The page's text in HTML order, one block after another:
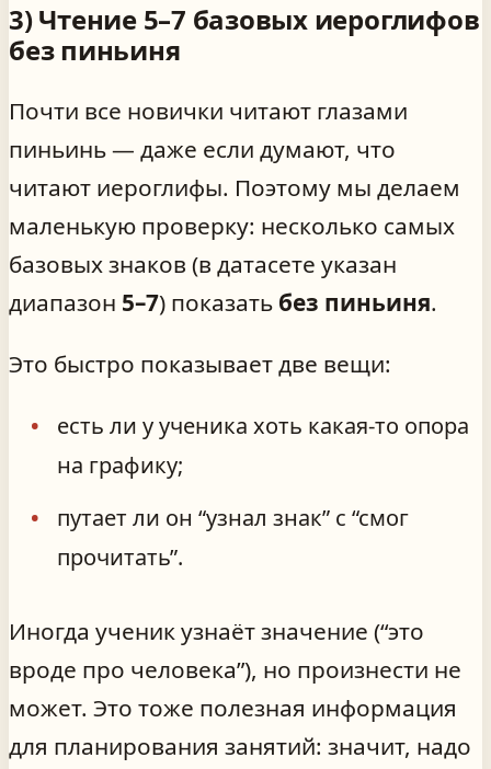
3) Чтение 5–7 базовых иероглифов
без пиньиня
Почти все новички читают глазами
пиньинь — даже если думают, что
читают иероглифы. Поэтому мы делаем
маленькую проверку: несколько самых
базовых знаков (в датасете указан
диапазон 5–7) показать без пиньиня.
Это быстро показывает две вещи:
есть ли у ученика хоть какая-то опора
на графику;
путает ли он “узнал знак” с “смог
прочитать”.
Иногда ученик узнаёт значение (“это
вроде про человека”), но произнести не
может. Это тоже полезная информация
для планирования занятий: значит, надо